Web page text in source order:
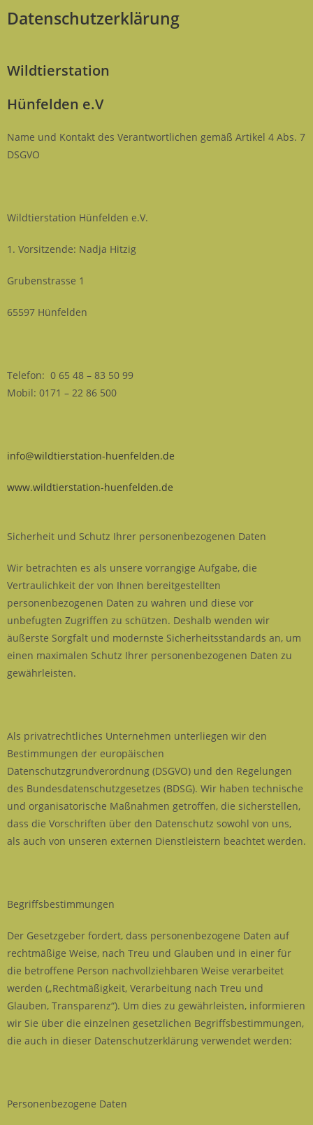
Datenschutzerklärung
Wildtierstation
Hünfelden e.V
Name und Kontakt des Verantwortlichen gemäß Artikel 4 Abs. 7
DSGVO
Wildtierstation Hünfelden e.V.
1. Vorsitzende: Nadja Hitzig
Grubenstrasse 1
65597 Hünfelden
Telefon: 0 65 48 – 83 50 99
Mobil: 0171 – 22 86 500
info@wildtierstation-huenfelden.de
www.wildtierstation-huenfelden.de
Sicherheit und Schutz Ihrer personenbezogenen Daten
Wir betrachten es als unsere vorrangige Aufgabe, die
Vertraulichkeit der von Ihnen bereitgestellten
personenbezogenen Daten zu wahren und diese vor
unbefugten Zugriffen zu schützen. Deshalb wenden wir
äußerste Sorgfalt und modernste Sicherheitsstandards an, um
einen maximalen Schutz Ihrer personenbezogenen Daten zu
gewährleisten.
Als privatrechtliches Unternehmen unterliegen wir den
Bestimmungen der europäischen
Datenschutzgrundverordnung (DSGVO) und den Regelungen
des Bundesdatenschutzgesetzes (BDSG). Wir haben technische
und organisatorische Maßnahmen getroffen, die sicherstellen,
dass die Vorschriften über den Datenschutz sowohl von uns,
als auch von unseren externen Dienstleistern beachtet werden.
Begriffsbestimmungen
Der Gesetzgeber fordert, dass personenbezogene Daten auf
rechtmäßige Weise, nach Treu und Glauben und in einer für
die betroffene Person nachvollziehbaren Weise verarbeitet
werden („Rechtmäßigkeit, Verarbeitung nach Treu und
Glauben, Transparenz“). Um dies zu gewährleisten, informieren
wir Sie über die einzelnen gesetzlichen Begriffsbestimmungen,
die auch in dieser Datenschutzerklärung verwendet werden:
Personenbezogene Daten